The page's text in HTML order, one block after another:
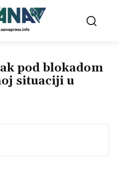
pod blokadom
situaciji u